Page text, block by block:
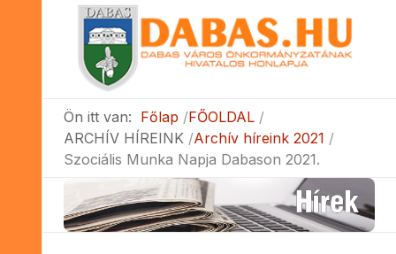
Ön itt van: Főlap
FŐOLDAL
ARCHÍV HÍREINK Archív híreink 2021
Szociális Munka Napja Dabason 2021.